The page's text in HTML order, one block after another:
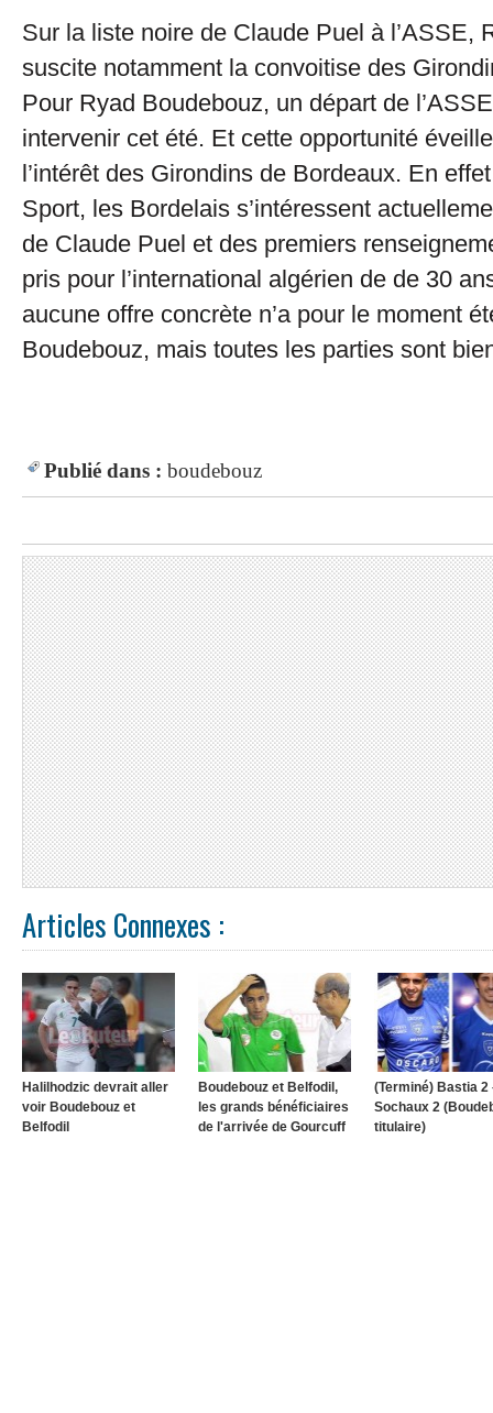
Sur la liste noire de Claude Puel à l’ASSE,
suscite notamment la convoitise des
Pour Ryad Boudebouz, un départ de
intervenir cet été. Et cette opportunité
l’intérêt des Girondins de Bordeaux. En
Sport, les Bordelais s’intéressent
de Claude Puel et des premiers
pris pour l’international algérien de de 30
aucune offre concrète n’a pour le moment
Boudebouz, mais toutes les parties sont
Publié dans : boudebouz
Articles Connexes :
Halilhodzic devrait aller
voir Boudebouz et
Belfodil
Boudebouz et Belfodil,
les grands bénéficiaires
de l'arrivée de Gourcuff
(Terminé) Bastia 2
Sochaux 2
titulaire)